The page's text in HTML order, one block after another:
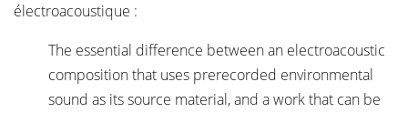
électroacoustique :
The essential difference between an electroacoustic
composition that uses prerecorded environmental
sound as its source material, and a work that can be